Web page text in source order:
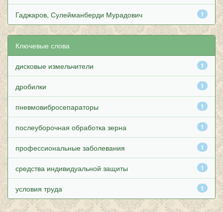
1
Гаджаров, Сулейманберди Мурадович
Ключевые слова
1
дисковые измельчители
1
дробилки
1
пневмовибросепараторы
1
послеуборочная обработка зерна
1
профессиональные заболевания
1
средства индивидуальной защиты
1
условия труда